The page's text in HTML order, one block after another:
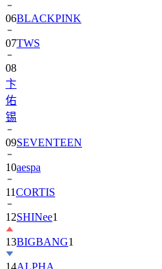
07TWS
08
卞
佑
锡
09
10aespa
11CORTIS
12SHINee1
13BIGBANG
14ALPHA
DRIVE
ONE)1